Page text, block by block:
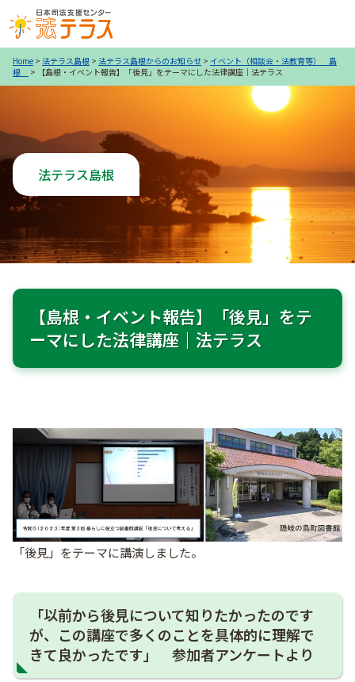
Home > 法テラス島根 > 法テラス島根からのお知らせ > イベント（相談会・法教育等） 島
根
> 【島根・イベント報告】「後見」をテーマにした法律講座｜法テラス
法テラス島根
【島根・イベント報告】「後見」をテ
ーマにした法律講座｜法テラス
「後見」をテーマに講演しました。
「以前から後見について知りたかったのです
が、この講座で多くのことを具体的に理解で
きて良かったです」 参加者アンケートより